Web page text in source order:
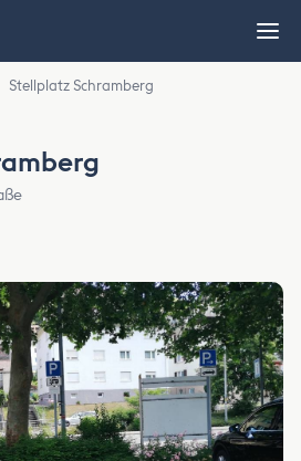
Stellplatz Schramberg